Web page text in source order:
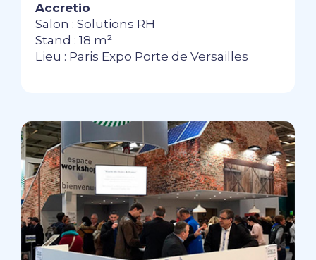
Accretio
Salon : Solutions RH
Stand : 18 m²
Lieu : Paris Expo Porte de Versailles